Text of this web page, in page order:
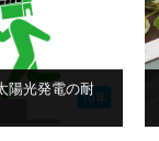
陽光発電の耐